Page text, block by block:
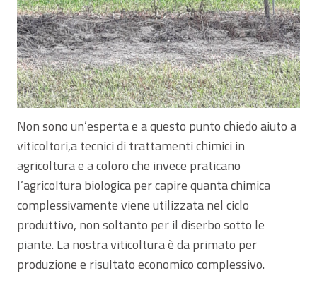
Non sono un’esperta e a questo punto chiedo aiuto a
viticoltori,a tecnici di trattamenti chimici in
agricoltura e a coloro che invece praticano
l’agricoltura biologica per capire quanta chimica
complessivamente viene utilizzata nel ciclo
produttivo, non soltanto per il diserbo sotto le
piante. La nostra viticoltura è da primato per
produzione e risultato economico complessivo.